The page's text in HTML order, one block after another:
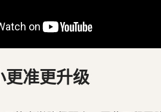
更准更升级